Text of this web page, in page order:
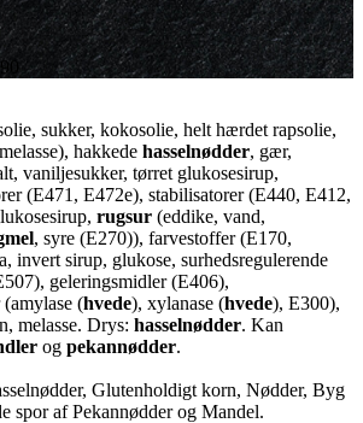
sukker, kokosolie, helt hærdet rapsolie,
hakkede hasselnødder, gær,
vaniljesukker, tørret glukosesirup,
(E471, E472e), stabilisatorer (E440, E412,
rugsur (eddike, vand,
, syre (E270)), farvestoffer (E170,
invert sirup, glukose, surhedsregulerende
geleringsmidler (E406),
(hvede), xylanase (hvede), E300),
melasse. Drys: hasselnødder. Kan
og pekannødder.
Glutenholdigt korn, Nødder, Byg
spor af Pekannødder og Mandel.